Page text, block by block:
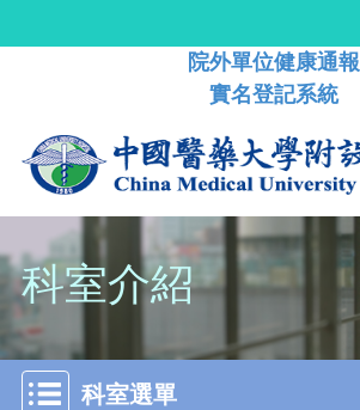
院外單位健康通報
實名登記系統
科室介紹
科室選單